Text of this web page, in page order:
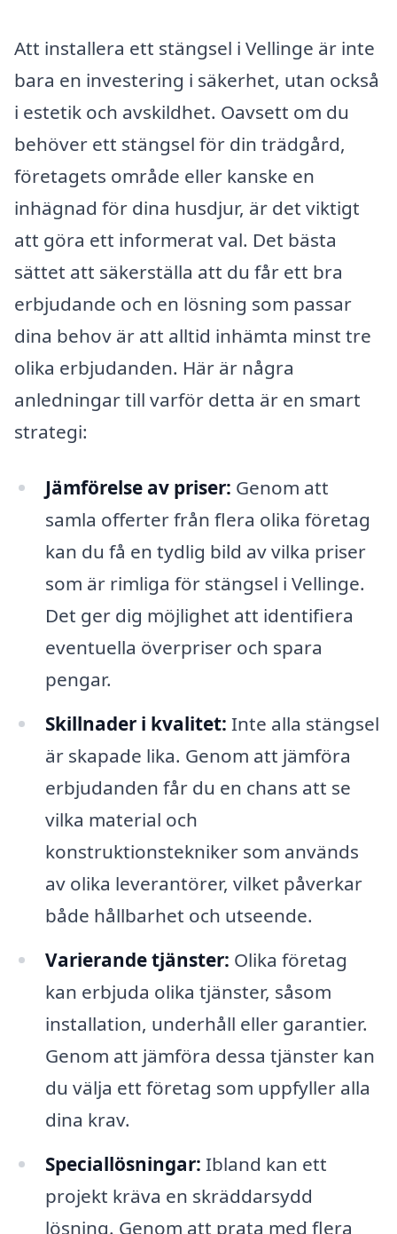
Att installera ett stängsel i Vellinge är inte
bara en investering i säkerhet, utan också
i estetik och avskildhet. Oavsett om du
behöver ett stängsel för din trädgård,
företagets område eller kanske en
inhägnad för dina husdjur, är det viktigt
att göra ett informerat val. Det bästa
sättet att säkerställa att du får ett bra
erbjudande och en lösning som passar
dina behov är att alltid inhämta minst tre
olika erbjudanden. Här är några
anledningar till varför detta är en smart
strategi:
Jämförelse av priser: Genom att
samla offerter från flera olika företag
kan du få en tydlig bild av vilka priser
som är rimliga för stängsel i Vellinge.
Det ger dig möjlighet att identifiera
eventuella överpriser och spara
pengar.
Skillnader i kvalitet: Inte alla stängsel
är skapade lika. Genom att jämföra
erbjudanden får du en chans att se
vilka material och
konstruktionstekniker som används
av olika leverantörer, vilket påverkar
både hållbarhet och utseende.
Varierande tjänster: Olika företag
kan erbjuda olika tjänster, såsom
installation, underhåll eller garantier.
Genom att jämföra dessa tjänster kan
du välja ett företag som uppfyller alla
dina krav.
Speciallösningar: Ibland kan ett
projekt kräva en skräddarsydd
lösning. Genom att prata med flera